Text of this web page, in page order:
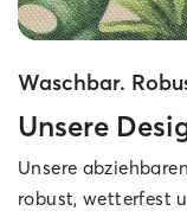
Waschbar.
Unsere
Unsere
robust, wetterfest